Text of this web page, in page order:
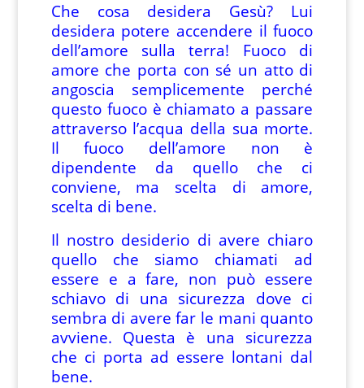
Che cosa desidera Gesù? Lui
desidera potere accendere il fuoco
dell’amore sulla terra! Fuoco di
amore che porta con sé un atto di
angoscia semplicemente perché
questo fuoco è chiamato a passare
attraverso l’acqua della sua morte.
Il fuoco dell’amore non è
dipendente da quello che ci
conviene, ma scelta di amore,
scelta di bene.
Il nostro desiderio di avere chiaro
quello che siamo chiamati ad
essere e a fare, non può essere
schiavo di una sicurezza dove ci
sembra di avere far le mani quanto
avviene. Questa è una sicurezza
che ci porta ad essere lontani dal
bene.